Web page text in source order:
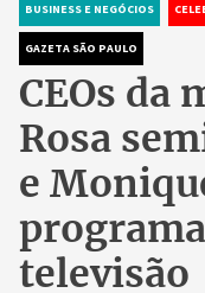
BUSINESS E NEGÓCIOS
GAZETA SÃO PAULO
CEOs da
Rosa
e
televisão